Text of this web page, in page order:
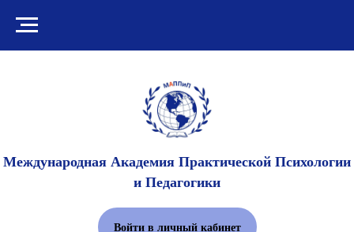
Международная Академия Практической Психологии
и Педагогики
Войти в личный кабинет